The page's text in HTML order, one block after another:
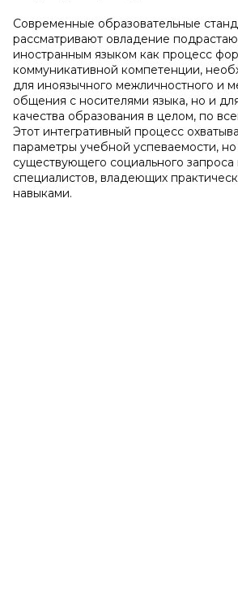
Современные образовательные
рассматривают овладение
иностранным языком как процесс
коммуникативной компетенции,
для иноязычного межличностного и
общения с носителями языка, но и
качества образования в целом, по
Этот интегративный процесс
параметры учебной успеваемости,
существующего социального
специалистов, владеющих
навыками.